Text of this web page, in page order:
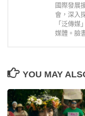
國際發展
會，深入
「泛傳
媒體。臉
YOU MAY